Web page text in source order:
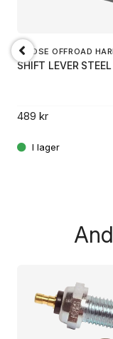
MOOSE OFFROAD
SHIFT LEVER
489 kr